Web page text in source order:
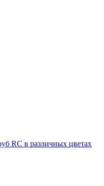
RC в различных цветах